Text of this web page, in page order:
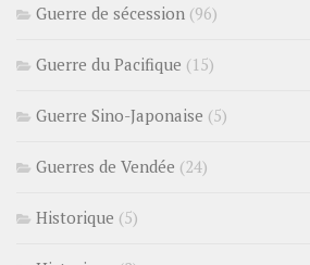
Guerre de sécession (96)
Guerre du Pacifique (15)
Guerre Sino-Japonaise (5)
Guerres de Vendée (24)
Historique (5)